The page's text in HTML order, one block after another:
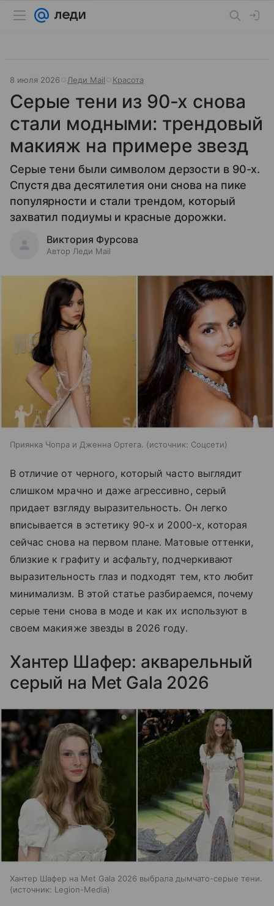
8 июля 2026 Леди Mail Красота
Серые тени из 90-х снова
стали модными: трендовый
макияж на примере звезд
Серые тени были символом дерзости в 90-х.
Спустя два десятилетия они снова на пике
популярности и стали трендом, который
захватил подиумы и красные дорожки.
Виктория Фурсова
Автор Леди Mail
Приянка Чопра и Дженна Ортега. источник: Соцсети
В отличие от черного, который часто выглядит
слишком мрачно и даже агрессивно, серый
придает взгляду выразительность. Он легко
вписывается в эстетику 90-х и 2000-х, которая
сейчас снова на первом плане. Матовые оттенки,
близкие к графиту и асфальту, подчеркивают
выразительность глаз и подходят тем, кто любит
минимализм. В этой статье разбираемся, почему
серые тени снова в моде и как их используют в
своем макияже звезды в 2026 году.
Хантер Шафер: акварельный
серый на Met Gala 2026
Хантер Шафер на Met Gala 2026 выбрала дымчато-серые тени.
источник: Legion-Media